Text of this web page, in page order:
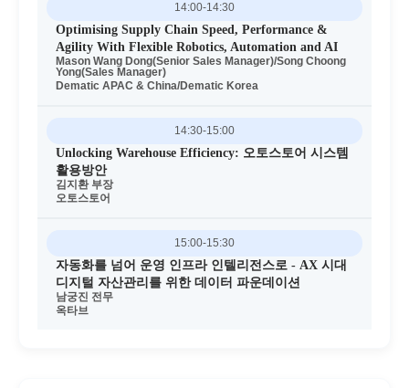
14:00-14:30
Optimising Supply Chain Speed, Performance &
Agility With Flexible Robotics, Automation and AI
Mason Wang Dong(Senior Sales Manager)/Song Choong
Yong(Sales Manager)
Dematic APAC & China/Dematic Korea
14:30-15:00
Unlocking Warehouse Efficiency: 오토스토어 시스템
활용방안
김지환 부장
오토스토어
15:00-15:30
자동화를 넘어 운영 인프라 인텔리전스로 - AX 시대
디지털 자산관리를 위한 데이터 파운데이션
남궁진 전무
옥타브